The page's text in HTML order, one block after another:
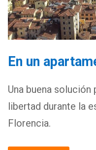
En un
Una buena
libertad durante la
Florencia.